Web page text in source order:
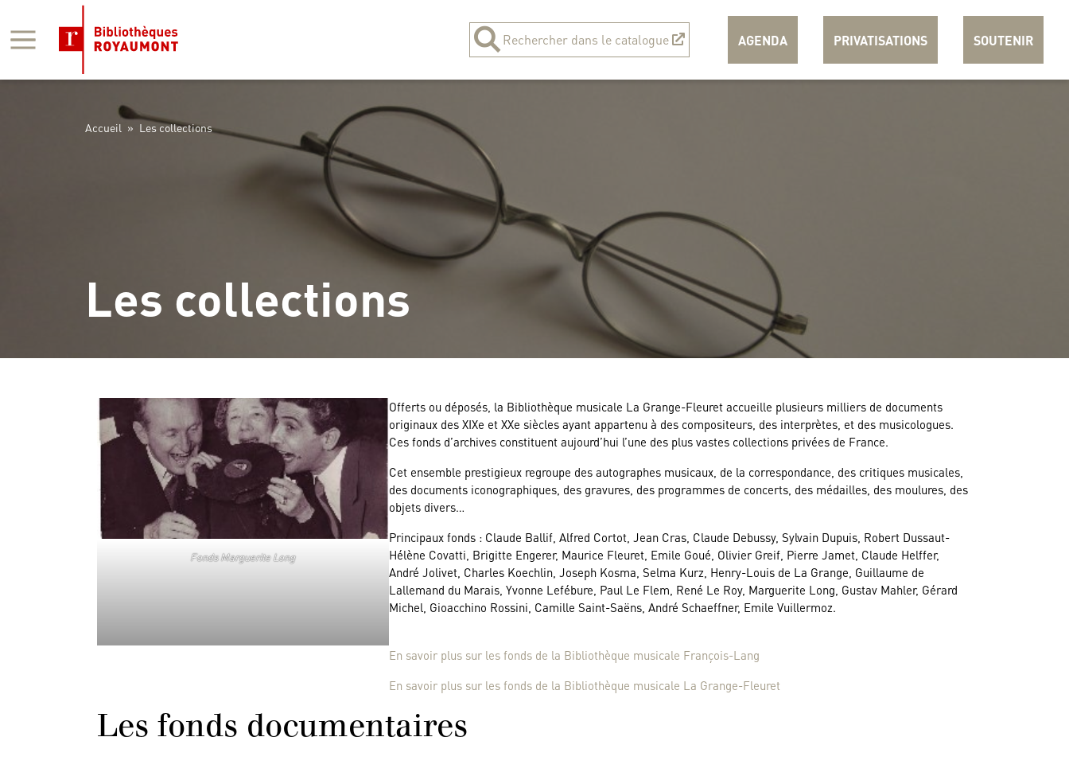
Rechercher dans le catalogue AGENDA PRIVATISATIONS SOUTENIR
Accueil » Les collections
Les collections
Fonds Marguerite Long
Offerts ou déposés, la Bibliothèque musicale La Grange-Fleuret accueille plusieurs milliers de documents
originaux des XIXe et XXe siècles ayant appartenu à des compositeurs, des interprètes, et des musicologues.
Ces fonds d’archives constituent aujourd’hui l’une des plus vastes collections privées de France.
Cet ensemble prestigieux regroupe des autographes musicaux, de la correspondance, des critiques musicales,
des documents iconographiques, des gravures, des programmes de concerts, des médailles, des moulures, des
objets divers…
Principaux fonds : Claude Ballif, Alfred Cortot, Jean Cras, Claude Debussy, Sylvain Dupuis, Robert Dussaut-
Hélène Covatti, Brigitte Engerer, Maurice Fleuret, Emile Goué, Olivier Greif, Pierre Jamet, Claude Helffer,
André Jolivet, Charles Koechlin, Joseph Kosma, Selma Kurz, Henry-Louis de La Grange, Guillaume de
Lallemand du Marais, Yvonne Lefébure, Paul Le Flem, René Le Roy, Marguerite Long, Gustav Mahler, Gérard
Michel, Gioacchino Rossini, Camille Saint-Saëns, André Schaeffner, Emile Vuillermoz.
En savoir plus sur les fonds de la Bibliothèque musicale François-Lang
En savoir plus sur les fonds de la Bibliothèque musicale La Grange-Fleuret
Les fonds documentaires
Panneau de gestion des cookies